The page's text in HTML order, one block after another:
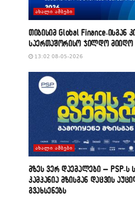
ᲐᲮᲐᲚᲘ ᲐᲛᲑᲔᲑᲘ
თიბისიმ Global Finance-ისგან
საერთაშორისო ჯილდო მიიღო
13:02 08-05-2026
ᲐᲮᲐᲚᲘ ᲐᲛᲑᲔᲑᲘ
მზეს ვერ დაემალები – PSP-ს
კამპანია მზისგან დაცვის
გვახსენებს